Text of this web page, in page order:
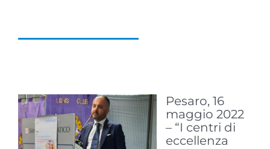
Pesaro, 16
maggio 2022
– “I centri di
eccellenza